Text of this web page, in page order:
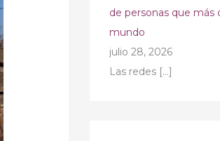
de personas que más
mundo
julio 28, 2026
Las redes […]